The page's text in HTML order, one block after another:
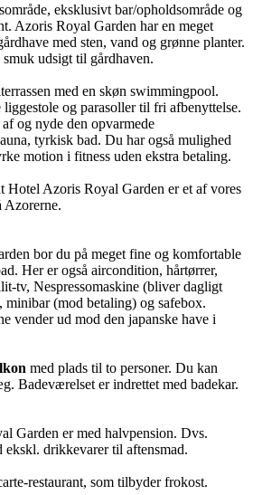
eksklusivt bar/opholdsområde og
Azoris Royal Garden har en meget
med sten, vand og grønne planter.
smuk udsigt til gårdhaven.
med en skøn swimmingpool.
og parasoller til fri afbenyttelse.
og nyde den opvarmede
tyrkisk bad. Du har også mulighed
motion i fitness uden ekstra betaling.
Hotel Azoris Royal Garden er et af vores
Azorerne.
bor du på meget fine og komfortable
Her er også aircondition, hårtørrer,
tv, Nespressomaskine (bliver dagligt
(mod betaling) og safebox.
vender ud mod den japanske have i
med plads til to personer. Du kan
Badeværelset er indrettet med badekar.
Garden er med halvpension. Dvs.
ekskl. drikkevarer til aftensmad.
restaurant, som tilbyder frokost.